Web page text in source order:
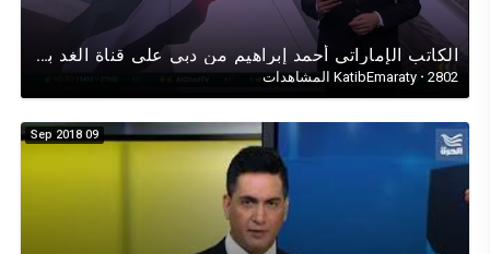
الكاتب الإماراتي أحمد إبراهيم من دبي على قناة الغد بحوارٍ عن الجانب الإنساني للإعفاءات عن المخالفين
KatibEmaraty · 2802 المشاهدات
09 Sep 2018